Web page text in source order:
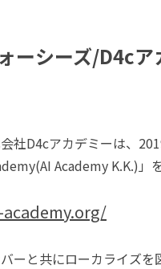
ーシーズ/D4c
社D4cアカデミーは、
Academy K.K.)」
ーと共にローカライズ